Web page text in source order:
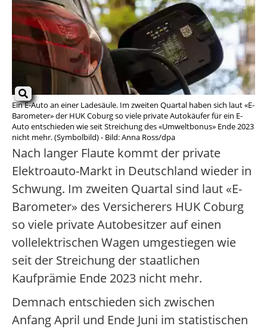
Ein E-Auto an einer Ladesäule. Im zweiten Quartal haben sich laut «E-
Barometer» der HUK Coburg so viele private Autokäufer für ein E-
Auto entschieden wie seit Streichung des «Umweltbonus» Ende 2023
nicht mehr. (Symbolbild) - Bild: Anna Ross/dpa
Nach langer Flaute kommt der private
Elektroauto-Markt in Deutschland wieder in
Schwung. Im zweiten Quartal sind laut «E-
Barometer» des Versicherers HUK Coburg
so viele private Autobesitzer auf einen
vollelektrischen Wagen umgestiegen wie
seit der Streichung der staatlichen
Kaufprämie Ende 2023 nicht mehr.
Demnach entschieden sich zwischen
Anfang April und Ende Juni im statistischen